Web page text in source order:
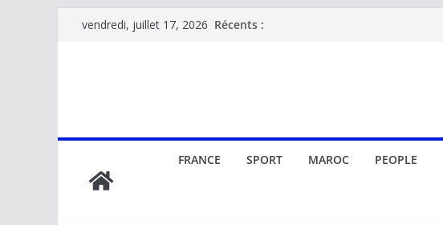
Passervendredi, juillet 17, 2026 Récents :
FRANCE SPORT MAROC PEOPLE